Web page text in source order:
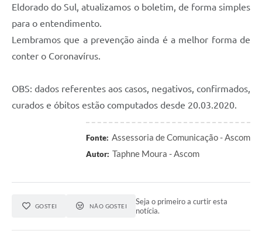
Eldorado do Sul, atualizamos o boletim, de forma simples
para o entendimento.
Lembramos que a prevenção ainda é a melhor forma de
conter o Coronavírus.
OBS: dados referentes aos casos, negativos, confirmados,
curados e óbitos estão computados desde 20.03.2020.
Fonte: Assessoria de Comunicação - Ascom
Autor: Taphne Moura - Ascom
GOSTEI NÃO GOSTEI
Seja o primeiro a curtir esta
notícia.